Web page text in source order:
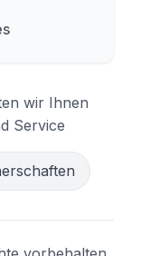
wir Ihnen
Service